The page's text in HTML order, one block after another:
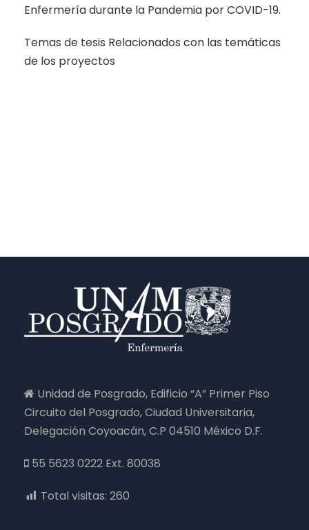
Enfermería durante la Pandemia por COVID-19.
Temas de tesis Relacionados con las temáticas
de los proyectos
Unidad de Posgrado, Edificio “A” Primer Piso
Circuito del Posgrado, Ciudad Universitaria,
Delegación Coyoacán, C.P 04510 México D.F.
55 5623 0222 Ext. 80038
Total visitas: 260